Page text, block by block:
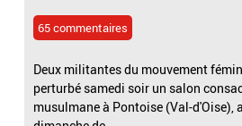
65 commentaires
Deux militantes du mouvement
perturbé samedi soir un salon
musulmane à Pontoise (Val-d'Oise),